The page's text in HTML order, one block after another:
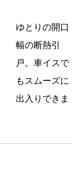
ゆとりの開口
幅の断熱引
戸。車イスで
もスムーズに
出入りできま